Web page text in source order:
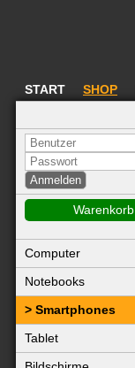
START SHOP
Warenkorb
Computer
Notebooks
Smartphones
Tablet